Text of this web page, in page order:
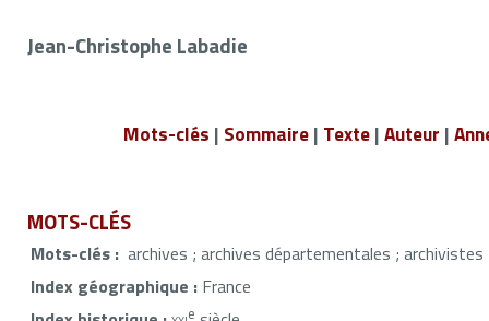
Jean-Christophe Labadie
Mots-clés | Sommaire| Texte|Auteur |
MOTS-CLÉS
Mots-clés : archives ; archives départementales ;
Index géographique : France
e